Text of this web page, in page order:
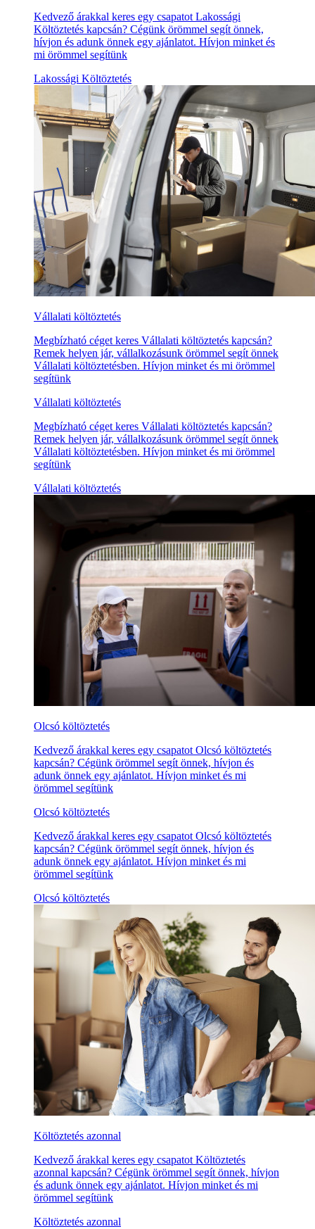
Kedvező árakkal keres egy csapatot Lakossági
Költöztetés kapcsán? Cégünk örömmel segít önnek,
hívjon és adunk önnek egy ajánlatot. Hívjon minket és
mi örömmel segítünk
Lakossági Költöztetés
Vállalati költöztetés
Megbízható céget keres Vállalati költöztetés kapcsán?
Remek helyen jár, vállalkozásunk örömmel segít önnek
Vállalati költöztetésben. Hívjon minket és mi örömmel
segítünk
Vállalati költöztetés
Megbízható céget keres Vállalati költöztetés kapcsán?
Remek helyen jár, vállalkozásunk örömmel segít önnek
Vállalati költöztetésben. Hívjon minket és mi örömmel
segítünk
Vállalati költöztetés
Olcsó költöztetés
Kedvező árakkal keres egy csapatot Olcsó költöztetés
kapcsán? Cégünk örömmel segít önnek, hívjon és
adunk önnek egy ajánlatot. Hívjon minket és mi
örömmel segítünk
Olcsó költöztetés
Kedvező árakkal keres egy csapatot Olcsó költöztetés
kapcsán? Cégünk örömmel segít önnek, hívjon és
adunk önnek egy ajánlatot. Hívjon minket és mi
örömmel segítünk
Olcsó költöztetés
Költöztetés azonnal
Kedvező árakkal keres egy csapatot Költöztetés
azonnal kapcsán? Cégünk örömmel segít önnek, hívjon
és adunk önnek egy ajánlatot. Hívjon minket és mi
örömmel segítünk
Költöztetés azonnal